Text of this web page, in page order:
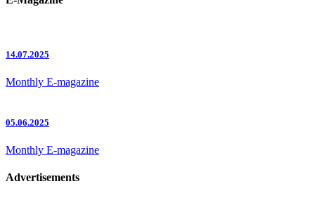
14.07.2025
Monthly E-magazine
05.06.2025
Monthly E-magazine
Advertisements